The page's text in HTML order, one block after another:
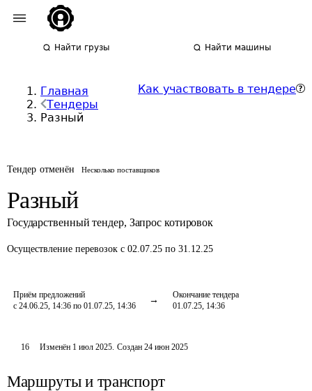
Найти грузы Найти машины
Главная
Тендеры
Разный
Как участвовать в тендере
Тендер отменён Несколько поставщиков
Разный
Государственный тендер, Запрос котировок
Осуществление перевозок с 02.07.25 по 31.12.25
Приём предложений
с 24.06.25, 14:36 по 01.07.25, 14:36
Окончание тендера
01.07.25, 14:36
16 Изменён 1 июл 2025. Создан 24 июн 2025
Маршруты и транспорт